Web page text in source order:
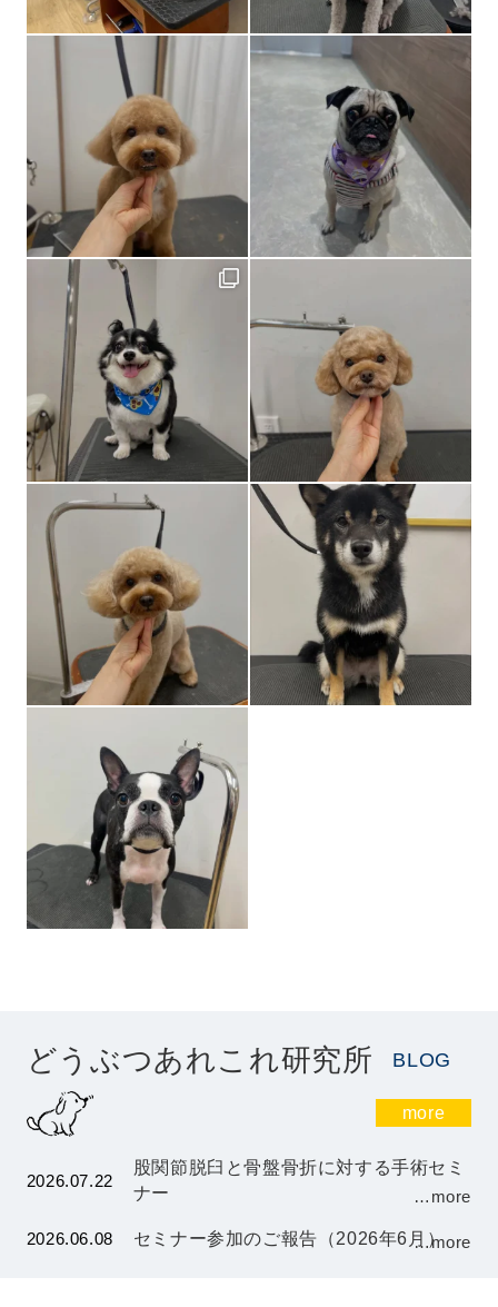
どうぶつあれこれ研究所 BLOG
more
2026.07.22
股関節脱臼と骨盤骨折に対する手術セミ
ナー
…more
2026.06.08 セミナー参加のご報告（2026年6月）
…more